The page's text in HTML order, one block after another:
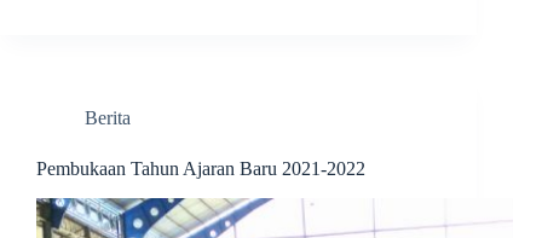
Berita
Pembukaan Tahun Ajaran Baru 2021-2022